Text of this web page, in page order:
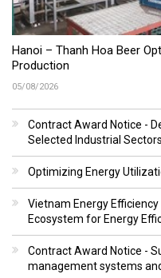
Hanoi – Thanh Hoa Beer
Production
05/08/2026
Contract Award Notice -
Selected Industrial
Optimizing Energy
Vietnam Energy
Ecosystem for Energy
Contract Award Notice -
management systems